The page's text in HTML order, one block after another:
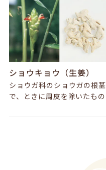
ショウキョウ（生姜）
ショウガ科のショウガの根茎
で、ときに周皮を除いたもの